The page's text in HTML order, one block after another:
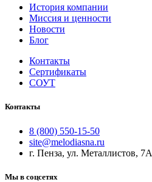
История компании
Миссия и ценности
Новости
Блог
Контакты
Сертификаты
СОУТ
Контакты
8 (800) 550-15-50
site@melodiasna.ru
г. Пенза, ул. Металлистов, 7А
Мы в соцсетях